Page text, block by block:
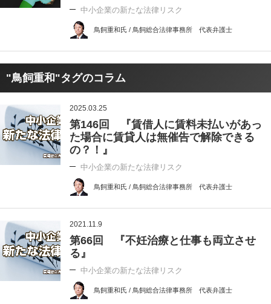
中小企業の新たな法律リスク
鳥飼重和氏 / 鳥飼総合法律事務所 代表弁護士
"鳥飼重和"タグのコラム
2025.03.25
第146回 『賃借人に賃料未払いがあっ
た場合に賃貸人は無催告で解除できる
の？！』
中小企業の新たな法律リスク
鳥飼重和氏 / 鳥飼総合法律事務所 代表弁護士
2021.11.9
第66回 『不妊治療と仕事も両立させ
る』
中小企業の新たな法律リスク
鳥飼重和氏 / 鳥飼総合法律事務所 代表弁護士